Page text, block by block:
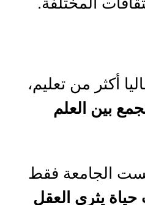
أكثر من تعليم،
بين العلم
الجامعة فقط
حياة يثري العقل